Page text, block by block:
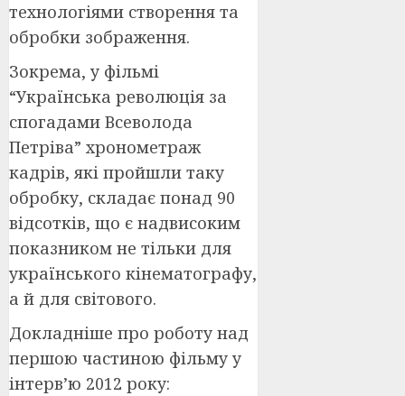
технологіями створення та
обробки зображення.
Зокрема, у фільмі
“Українська революція за
спогадами Всеволода
Петріва” хронометраж
кадрів, які пройшли таку
обробку, складає понад 90
відсотків, що є надвисоким
показником не тільки для
українського кінематографу,
а й для світового.
Докладніше про роботу над
першою частиною фільму у
інтерв’ю 2012 року: